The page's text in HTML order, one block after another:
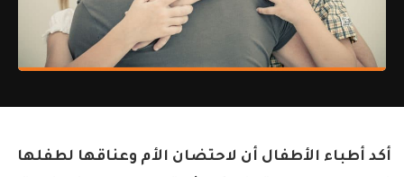
أكد أطباء الأطفال أن لاحتضان الأم وعناقها لطفلها